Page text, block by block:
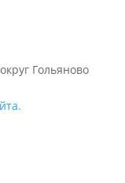
Гольяново